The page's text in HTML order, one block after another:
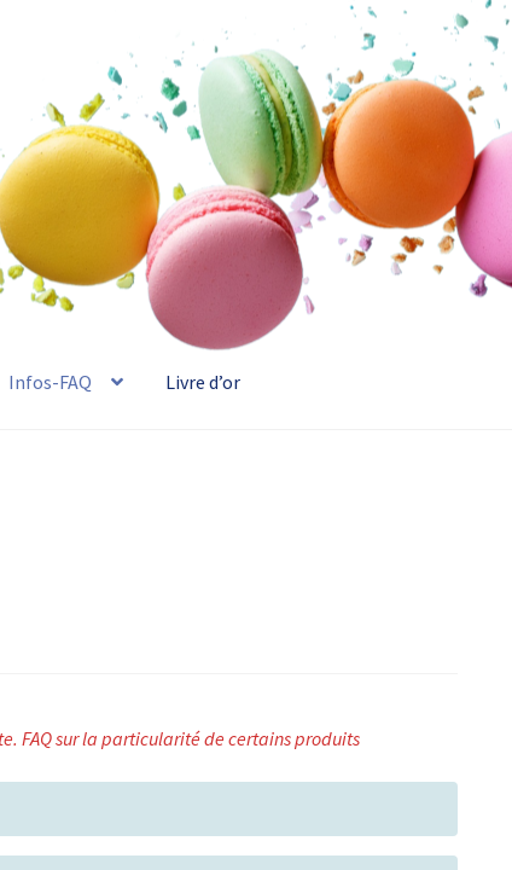
Infos-FAQ Livre d’or
FAQ sur la particularité de certains produits